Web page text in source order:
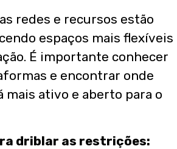
redes e recursos estão
espaços mais flexíveis
É importante conhecer
e encontrar onde
mais ativo e aberto para o
driblar as restrições: